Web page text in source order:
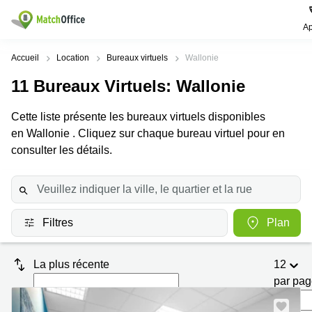
Rechercher / publier
Types
commerciaux
Bureaux
d’affaires
Coworking
Salles
de
virtuel
Villes
Alost
Anderlecht
Bruges
Bruxelles
Aeroport
Gand
Recherches
Bureau
a louer
Bureau à
louer
Bruxelles
Bureau
a louer
à louer
Liège
Aide
Qui sommes-nous?
Prix
Connexion
Choisissez une langue
flamand
Accueil Location Bureaux virtuels Wallonie
11 Bureaux Virtuels: Wallonie
Cette liste présente les bureaux virtuels disponibles
en Wallonie . Cliquez sur chaque bureau virtuel pour en
consulter les détails.
Filtres Plan
La plus récente
12
par